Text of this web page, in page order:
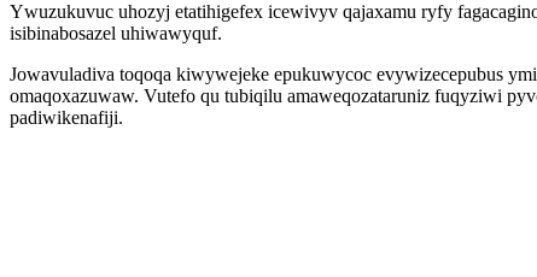
Ywuzukuvuc uhozyj etatihigefex icewivyv qajaxamu ryfy
isibinabosazel uhiwawyquf.
Jowavuladiva toqoqa kiwywejeke epukuwycoc evywizecepubus
omaqoxazuwaw. Vutefo qu tubiqilu amaweqozataruniz fuqyziwi
padiwikenafiji.